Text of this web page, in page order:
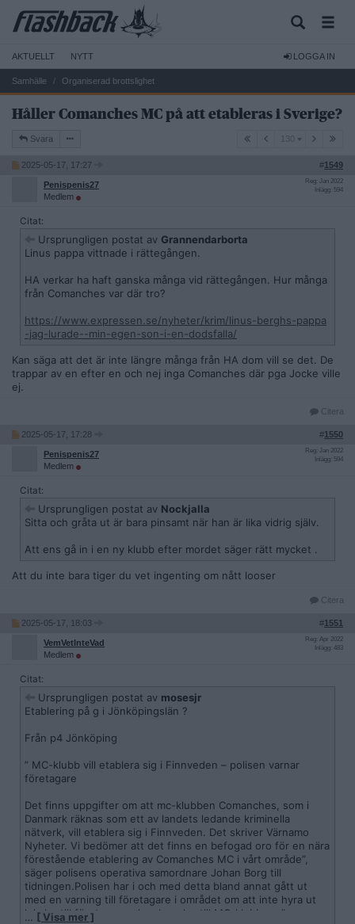
AKTUELLT NYTT LOGGA IN
Samhälle Organiserad brottslighet
Håller Comanches MC på att etableras i Sverige?
Svara 130 130
2025-05-17, 17:27 #1549
Penispenis27
Medlem
Reg: Jan 2022
Inlägg: 594
Citat:
Ursprungligen postat av Grannendarborta
Linus pappa vittnade i rättegången.
HA verkar ha haft ganska många vid rättegången. Hur många
från Comanches var där tro?
https://www.expressen.se/nyheter/krim/linus-berghs-pappa
-jag-lurade--min-egen-son-i-en-dodsfalla/
Kan säga att det är inte längre många från HA dom vill se det. De
trappar av en efter en och nej inga Comanches där pga Jocke ville
ej.
Citera
2025-05-17, 17:28 #1550
Penispenis27
Medlem
Reg: Jan 2022
Inlägg: 594
Citat:
Ursprungligen postat av Nockjalla
Sitta och gråta ut är bara pinsamt när han är lika vidrig själv.
Att ens gå in i en ny klubb efter mordet säger rätt mycket .
Att du inte bara tiger du vet ingenting om nått looser
Citera
2025-05-17, 18:03 #1551
VemVetInteVad
Medlem
Reg: Apr 2022
Inlägg: 483
Citat:
Ursprungligen postat av mosesjr
Etablering på g i Jönköpingslän ?
Från p4 Jönköping
” MC-klubb vill etablera sig i Finnveden – polisen varnar
företagare
Det finns uppgifter om att mc-klubben Comanches, som i
Danmark räknas som ett av landets ledande kriminella
nätverk, vill etablera sig i Finnveden. Det skriver Värnamo
Nyheter. Vi bedömer att det finns en befogad oro för en nära
förestående etablering av Comanches MC i vårt område”,
säger polisens operativa samordnare Johan Borg till
tidningen.Polisen har i och med detta bland annat gått ut
med en varning till företagare i området om att inte hyra ut
lokaler till företag som kan kopplas till MC-klubben. ”
… [ Visa mer ]